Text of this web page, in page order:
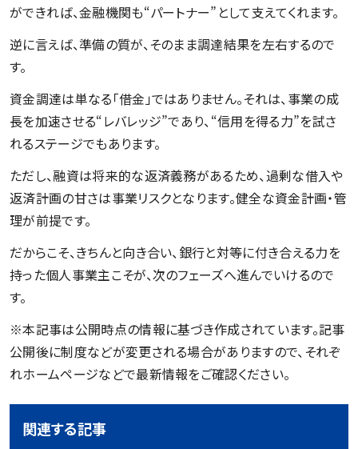
ができれば、金融機関も“パートナー”として支えてくれます。
逆に言えば、準備の質が、そのまま調達結果を左右するので
す。
資金調達は単なる「借金」ではありません。それは、事業の成
長を加速させる“レバレッジ”であり、“信用を得る力”を試さ
れるステージでもあります。
ただし、融資は将来的な返済義務があるため、過剰な借入や
返済計画の甘さは事業リスクとなります。健全な資金計画・管
理が前提です。
だからこそ、きちんと向き合い、銀行と対等に付き合える力を
持った個人事業主こそが、次のフェーズへ進んでいけるので
す。
※本記事は公開時点の情報に基づき作成されています。記事
公開後に制度などが変更される場合がありますので、それぞ
れホームページなどで最新情報をご確認ください。
関連する記事